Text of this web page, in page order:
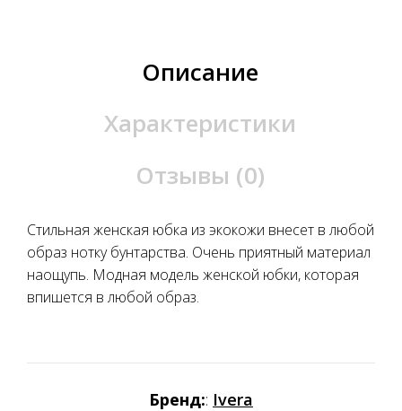
Описание
Характеристики
Отзывы (0)
Стильная женская юбка из экокожи внесет в любой
образ нотку бунтарства. Очень приятный материал
наощупь. Модная модель женской юбки, которая
впишется в любой образ.
Бренд:: Ivera